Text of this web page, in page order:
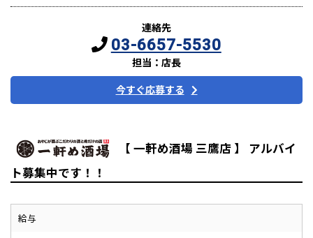
連絡先
03-6657-5530
担当：店長
今すぐ応募する
【 一軒め酒場 三鷹店 】 アルバイ
ト募集中です！！
給与